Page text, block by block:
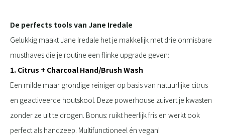
De perfects tools van Jane Iredale
Gelukkig maakt Jane Iredale het je makkelijk met drie onmisbare
musthaves die je routine een flinke upgrade geven:
1. Citrus + Charcoal Hand/Brush Wash
Een milde maar grondige reiniger op basis van natuurlijke citrus
en geactiveerde houtskool. Deze powerhouse zuivert je kwasten
zonder ze uit te drogen. Bonus: ruikt heerlijk fris en werkt ook
perfect als handzeep. Multifunctioneel én vegan!